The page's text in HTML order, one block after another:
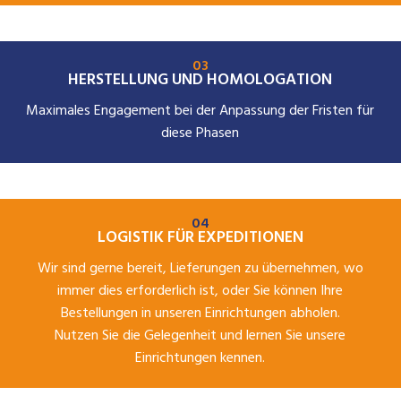
03
HERSTELLUNG UND HOMOLOGATION
Maximales Engagement bei der Anpassung der Fristen für
diese Phasen
04
LOGISTIK FÜR EXPEDITIONEN
Wir sind gerne bereit, Lieferungen zu übernehmen, wo
immer dies erforderlich ist, oder Sie können Ihre
Bestellungen in unseren Einrichtungen abholen.
Nutzen Sie die Gelegenheit und lernen Sie unsere
Einrichtungen kennen.